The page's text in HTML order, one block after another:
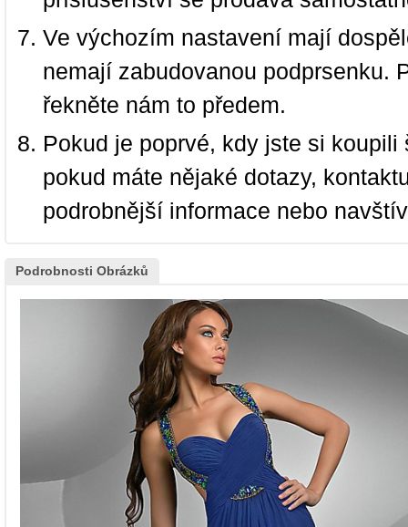
Ve výchozím nastavení mají
nemají zabudovanou podprsenku.
řekněte nám to předem.
Pokud je poprvé, kdy jste si
pokud máte nějaké dotazy,
podrobnější informace nebo
Podrobnosti Obrázků